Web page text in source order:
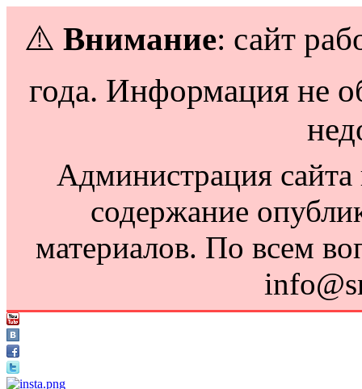
⚠️ Внимание: сайт
года. Информация не
Администрация сайта
содержание
материалов. По всем